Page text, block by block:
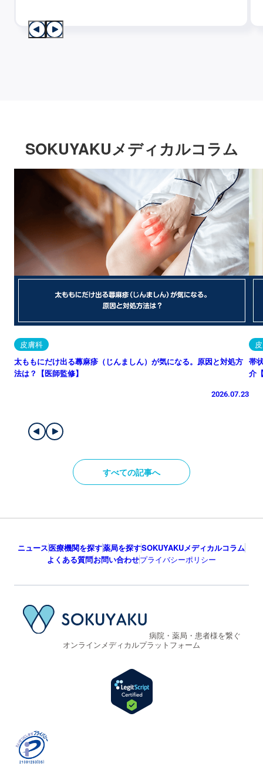
SOKUYAKUメディカルコラム
皮膚科
太ももにだけ出る蕁麻疹（じんましん）が気になる。原因と対処方
法は？【医師監修】
2026.07.23
帯
介
すべての記事へ
ニュース医療機関を探す薬局を探すSOKUYAKUメディカルコラム
よくある質問お問い合わせプライバシーポリシー
病院・薬局・患者様を繋ぐ
オンラインメディカルプラットフォーム